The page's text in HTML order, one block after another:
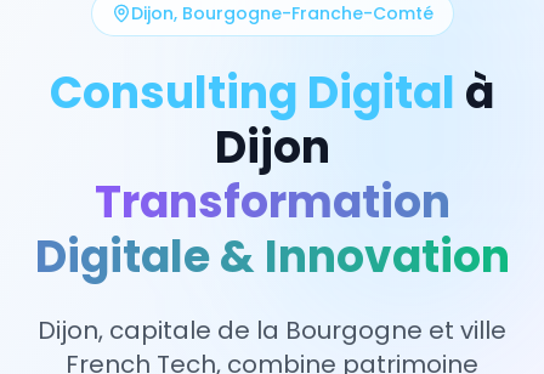
Dijon, Bourgogne-Franche-Comté
Consulting Digital à
Dijon
Transformation
Digitale & Innovation
Dijon, capitale de la Bourgogne et ville
French Tech, combine patrimoine